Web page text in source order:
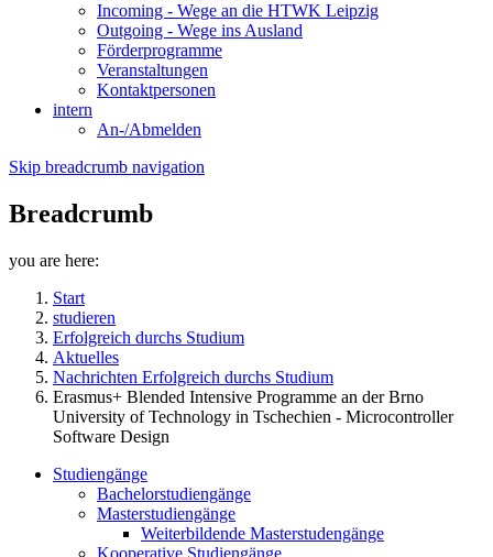
Incoming - Wege an die HTWK Leipzig
Outgoing - Wege ins Ausland
Förderprogramme
Veranstaltungen
Kontaktpersonen
intern
An-/Abmelden
Skip breadcrumb navigation
Breadcrumb
you are here:
Start
studieren
Erfolgreich durchs Studium
Aktuelles
Nachrichten Erfolgreich durchs Studium
Erasmus+ Blended Intensive Programme an der Brno
University of Technology in Tschechien - Microcontroller
Software Design
Studiengänge
Bachelorstudiengänge
Masterstudiengänge
Weiterbildende Masterstudengänge